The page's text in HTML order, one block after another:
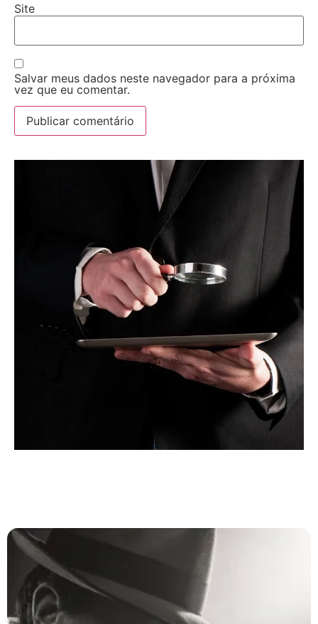
Site
Salvar meus dados neste navegador para a próxima
vez que eu comentar.